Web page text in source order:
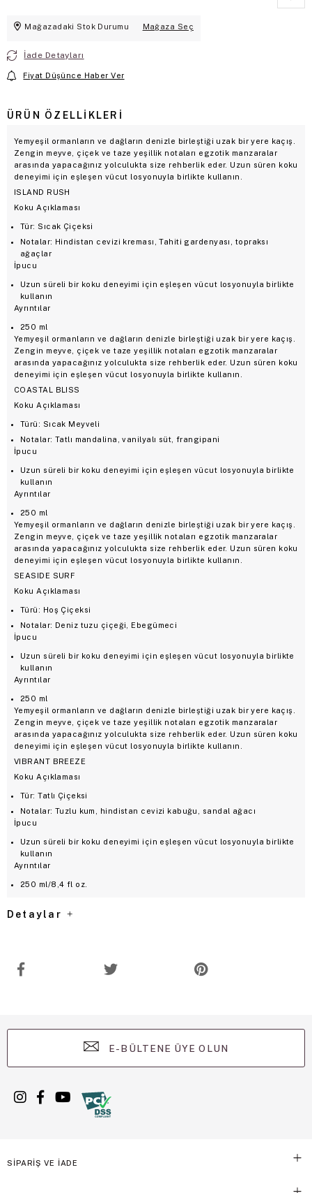
Mağazadaki Stok Durumu Mağaza Seç
İade Detayları
Fiyat Düşünce Haber Ver
ÜRÜN ÖZELLIKLERI
Yemyeşil ormanların ve dağların denizle birleştiği uzak bir yere kaçış.
Zengin meyve, çiçek ve taze yeşillik notaları egzotik manzaralar
arasında yapacağınız yolculukta size rehberlik eder. Uzun süren koku
deneyimi için eşleşen vücut losyonuyla birlikte kullanın.
ISLAND RUSH
Koku Açıklaması
Tür: Sıcak Çiçeksi
Notalar: Hindistan cevizi kreması, Tahiti gardenyası, topraksı
ağaçlar
İpucu
Uzun süreli bir koku deneyimi için eşleşen vücut losyonuyla birlikte
kullanın
Ayrıntılar
250 ml
Yemyeşil ormanların ve dağların denizle birleştiği uzak bir yere kaçış.
Zengin meyve, çiçek ve taze yeşillik notaları egzotik manzaralar
arasında yapacağınız yolculukta size rehberlik eder. Uzun süren koku
deneyimi için eşleşen vücut losyonuyla birlikte kullanın.
COASTAL BLISS
Koku Açıklaması
Türü: Sıcak Meyveli
Notalar: Tatlı mandalina, vanilyalı süt, frangipani
İpucu
Uzun süreli bir koku deneyimi için eşleşen vücut losyonuyla birlikte
kullanın
Ayrıntılar
250 ml
Yemyeşil ormanların ve dağların denizle birleştiği uzak bir yere kaçış.
Zengin meyve, çiçek ve taze yeşillik notaları egzotik manzaralar
arasında yapacağınız yolculukta size rehberlik eder. Uzun süren koku
deneyimi için eşleşen vücut losyonuyla birlikte kullanın.
SEASIDE SURF
Koku Açıklaması
Türü: Hoş Çiçeksi
Notalar: Deniz tuzu çiçeği, Ebegümeci
İpucu
Uzun süreli bir koku deneyimi için eşleşen vücut losyonuyla birlikte
kullanın
Ayrıntılar
250 ml
Yemyeşil ormanların ve dağların denizle birleştiği uzak bir yere kaçış.
Zengin meyve, çiçek ve taze yeşillik notaları egzotik manzaralar
arasında yapacağınız yolculukta size rehberlik eder. Uzun süren koku
deneyimi için eşleşen vücut losyonuyla birlikte kullanın.
VIBRANT BREEZE
Koku Açıklaması
Tür: Tatlı Çiçeksi
Notalar: Tuzlu kum, hindistan cevizi kabuğu, sandal ağacı
İpucu
Uzun süreli bir koku deneyimi için eşleşen vücut losyonuyla birlikte
kullanın
Ayrıntılar
250 ml/8,4 fl oz.
Detaylar
E-BÜLTENE ÜYE OLUN
SİPARİŞ VE İADE